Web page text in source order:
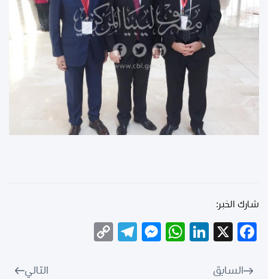
شارك الخبر:
Facebook
X
LinkedIn
WhatsApp
Messenger
Telegram
السابق التالي